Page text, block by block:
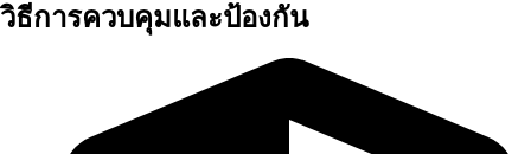
วิธีการควบคุมและป้องกัน